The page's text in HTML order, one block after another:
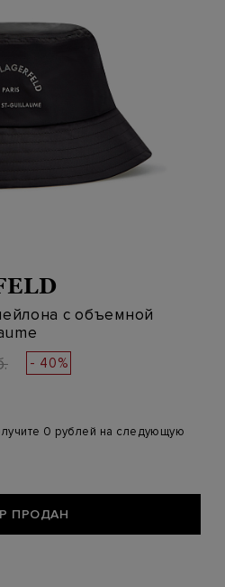
с объемной
- 40%
0 рублей на следующую
ПРОДАН